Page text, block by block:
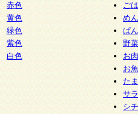
人情報は、すべて会員登録
と考えております。従っ
を希望されない場合には、
ん が、提供されないこと
利用いただけない場合があ
当社が保有している個人情
赤色
黄色
緑色
紫色
白色
ご
めん
ぱん
野
お
お
た
サ
シ